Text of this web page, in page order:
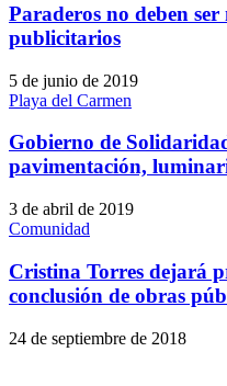
Paraderos no deben ser
publicitarios
5 de junio de 2019
Playa del Carmen
Gobierno de
pavimentación,
3 de abril de 2019
Comunidad
Cristina Torres dejará
conclusión de obras
24 de septiembre de 2018